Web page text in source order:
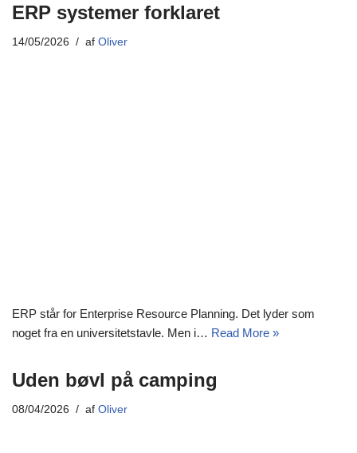
ERP systemer forklaret
14/05/2026 af Oliver
ERP står for Enterprise Resource Planning. Det lyder som
noget fra en universitetstavle. Men i… Read More »
Uden bøvl på camping
08/04/2026 af Oliver